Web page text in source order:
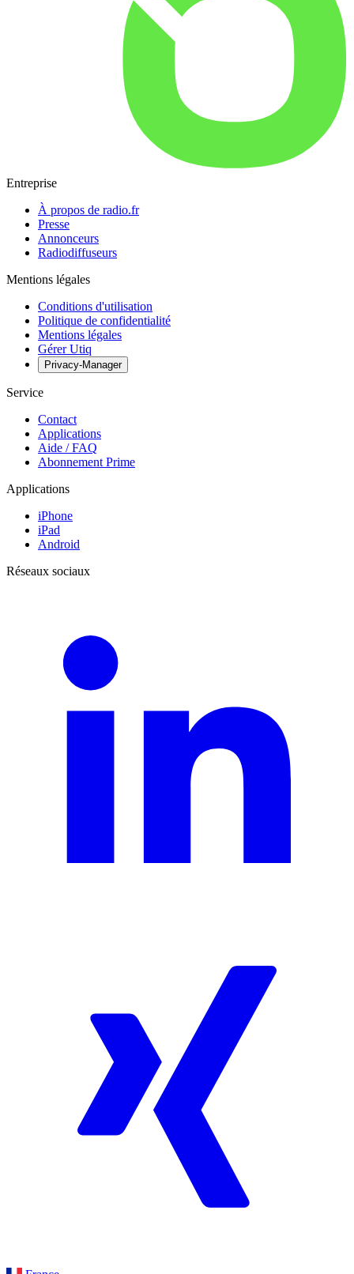
Entreprise
À propos de radio.fr
Presse
Annonceurs
Radiodiffuseurs
Mentions légales
Conditions d'utilisation
Politique de confidentialité
Mentions légales
Gérer Utiq
Privacy-Manager
Service
Contact
Applications
Aide / FAQ
Abonnement Prime
Applications
iPhone
iPad
Android
Réseaux sociaux